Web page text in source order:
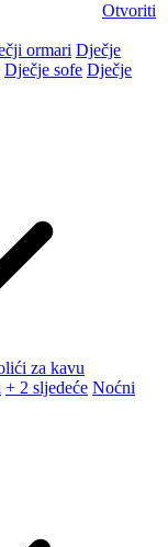
Otvoriti
ormari Dječje
Dječje sofe Dječje
za kavu
+ 2 sljedeće Noćni